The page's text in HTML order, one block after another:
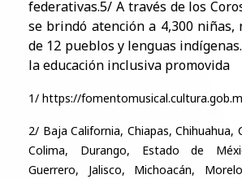
federativas.5/ A través de los
se brindó atención a 4,300 niñas,
de 12 pueblos y lenguas
la educación inclusiva promovida
​1/ https://
2/ Baja California, Chiapas, Chihuahua,
Colima, Durango, Estado de
Guerrero, Jalisco, Michoacán,